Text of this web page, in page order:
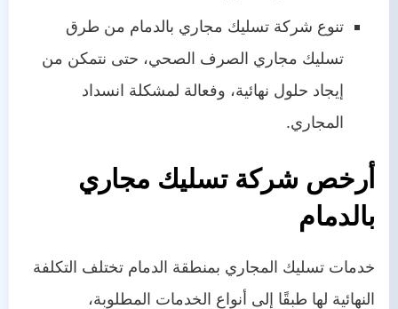
تنوع شركة تسليك مجاري بالدمام من طرق
تسليك مجاري الصرف الصحي، حتى نتمكن من
إيجاد حلول نهائية، وفعالة لمشكلة انسداد
المجاري.
أرخص شركة تسليك مجاري
بالدمام
خدمات تسليك المجاري بمنطقة الدمام تختلف التكلفة
النهائية لها طبقًا إلى أنواع الخدمات المطلوبة،